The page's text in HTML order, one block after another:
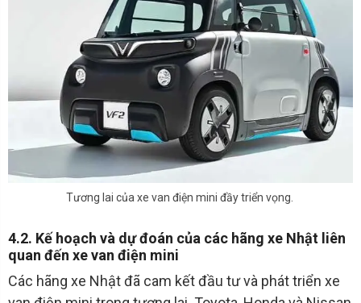
Tương lai của xe van điện mini đầy triển vọng.
4.2. Kế hoạch và dự đoán của các hãng xe Nhật liên
quan đến xe van điện mini
Các hãng xe Nhật đã cam kết đầu tư và phát triển xe